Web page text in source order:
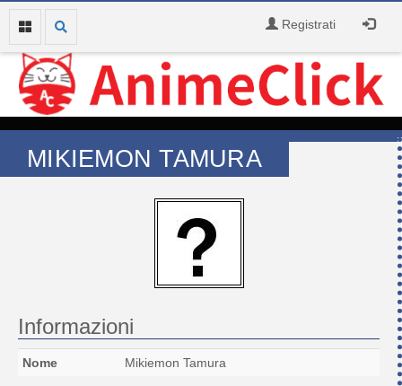
Registrati
MIKIEMON TAMURA
Informazioni
Nome Mikiemon Tamura